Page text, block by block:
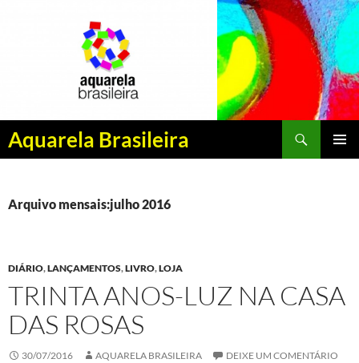
Aquarela Brasileira
Pesquisar
PULAR
CONTEÚDO
Arquivo mensais:julho 2016
DIÁRIO,LANÇAMENTOS,LIVRO,LOJA
TRINTA ANOS-LUZ NA CASA
DAS ROSAS
30/07/2016 AQUARELA BRASILEIRA DEIXE UM COMENTÁRIO